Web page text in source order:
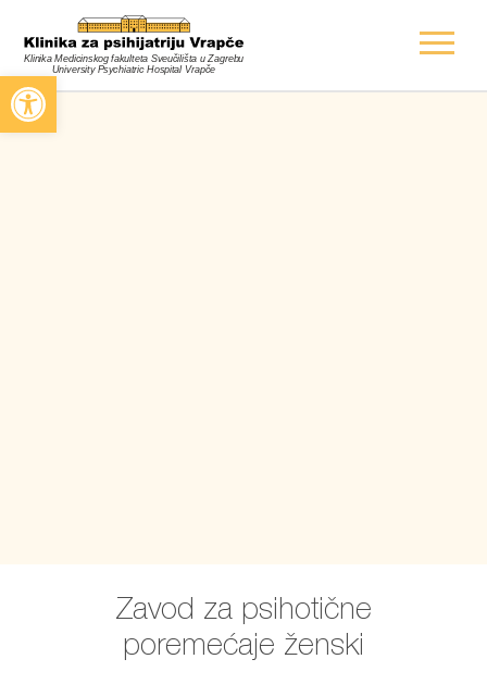
Open toolbar
Zavod za psihotične
poremećaje ženski